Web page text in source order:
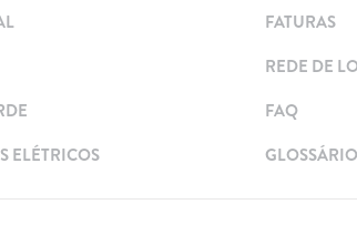
ELÉTRICOS
FATURAS
REDE DE
FAQ
GLOSSÁRIO